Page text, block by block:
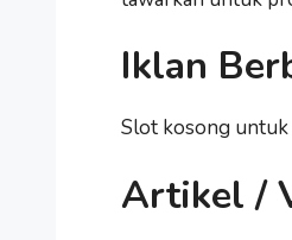
Iklan
Slot kosong untuk
Artikel /